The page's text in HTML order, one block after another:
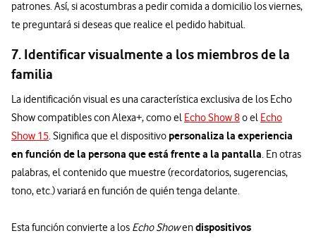
patrones. Así, si acostumbras a pedir comida a domicilio los viernes,
te preguntará si deseas que realice el pedido habitual.
7. Identificar visualmente a los miembros de la
familia
La identificación visual es una característica exclusiva de los Echo
Show compatibles con Alexa+, como el Echo Show 8o el Echo
Show 15. Significa que el dispositivo personaliza la experiencia
en función de la persona que está frente a la pantalla. En otras
palabras, el contenido que muestre (recordatorios, sugerencias,
tono, etc.) variará en función de quién tenga delante.
Esta función convierte a los Echo Showendispositivos